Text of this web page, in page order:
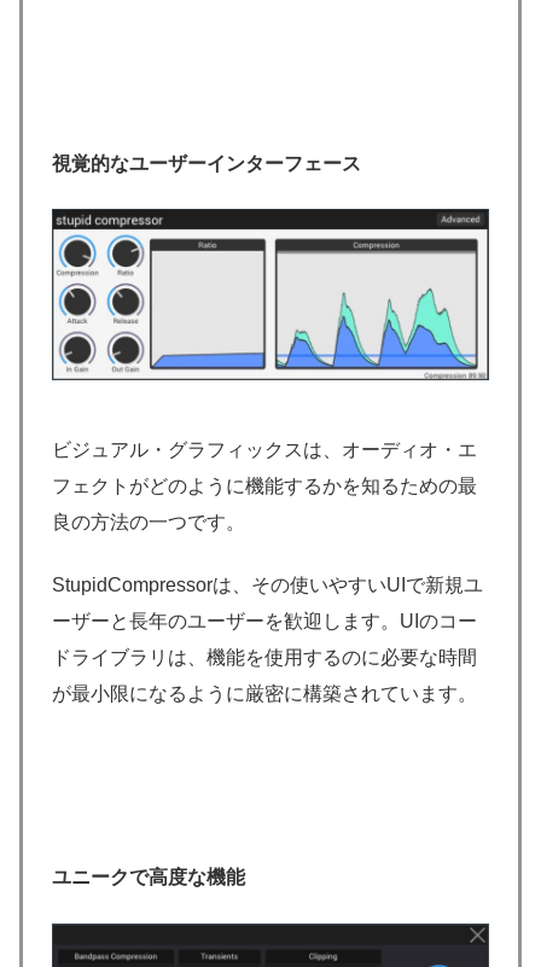
視覚的なユーザーインターフェース
ビジュアル・グラフィックスは、オーディオ・エ
フェクトがどのように機能するかを知るための最
良の方法の一つです。
StupidCompressorは、その使いやすいUIで新規ユ
ーザーと長年のユーザーを歓迎します。UIのコー
ドライブラリは、機能を使用するのに必要な時間
が最小限になるように厳密に構築されています。
ユニークで高度な機能